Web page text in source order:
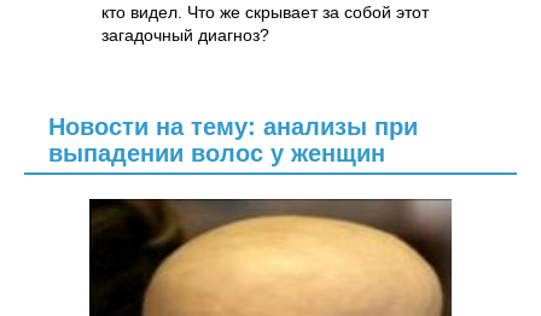
кто видел. Что же скрывает за собой этот
загадочный диагноз?
Новости на тему: анализы при
выпадении волос у женщин